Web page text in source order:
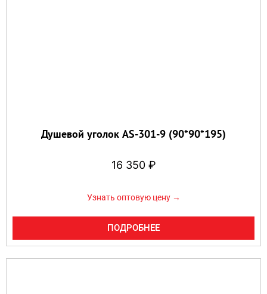
Душевой уголок AS-301-9 (90*90*195)
16 350 ₽
Узнать оптовую цену →
ПОДРОБНЕЕ